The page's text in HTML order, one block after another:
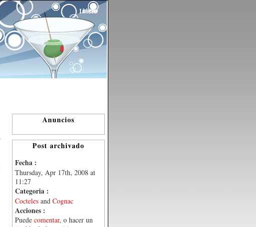
Inicio
Anuncios
Post archivado
Fecha :
Thursday, Apr 17th, 2008 at
11:27
Categoria :
Cocteles and Cognac
Acciones :
Puede comentar, o hacer un